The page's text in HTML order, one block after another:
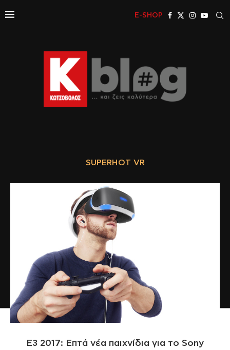
E-SHOP
SUPERHOT VR
E3 2017: Επτά νέα παιχνίδια για το Sony